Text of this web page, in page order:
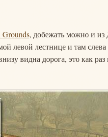
, добежать можно и из
левой лестнице и там
видна дорога, это как